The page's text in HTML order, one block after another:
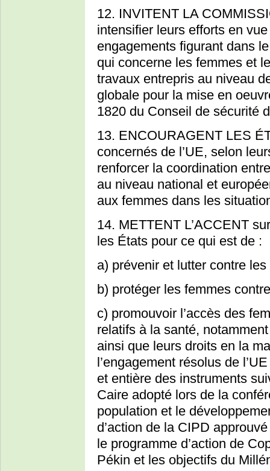
12. INVITENT LA
intensifier leurs efforts en
engagements figurant dans
qui concerne les femmes et
travaux entrepris au niveau
globale pour la mise en
1820 du Conseil de sécurité
13. ENCOURAGENT LES
concernés de l’UE, selon
renforcer la coordination
au niveau national et
aux femmes dans les
14. METTENT L’ACCENT
les États pour ce qui est de :
a) prévenir et lutter contre
b) protéger les femmes
c) promouvoir l’accès des
relatifs à la santé,
ainsi que leurs droits en la
l’engagement résolus de
et entière des instruments
Caire adopté lors de la
population et le
d’action de la CIPD
le programme d’action de
Pékin et les objectifs du